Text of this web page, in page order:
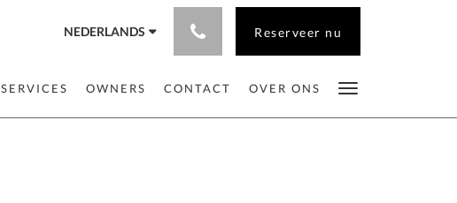
NEDERLANDS Reserveer nu
SERVICES OWNERS CONTACT OVER ONS